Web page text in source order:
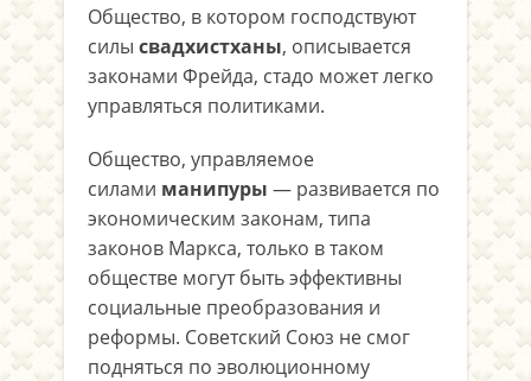
Общество, в котором господствуют
силы свадхистханы, описывается
законами Фрейда, стадо может легко
управляться политиками.
Общество, управляемое
силами манипуры — развивается по
экономическим законам, типа
законов Маркса, только в таком
обществе могут быть эффективны
социальные преобразования и
реформы. Советский Союз не смог
подняться по эволюционному